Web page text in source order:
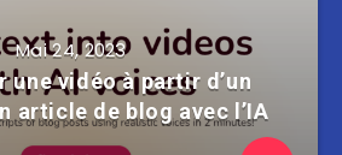
Mai 24, 2023
une vidéo à partir d’un
article de blog avec l’IA